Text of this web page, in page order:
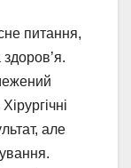
питання,
здоров’я.
але